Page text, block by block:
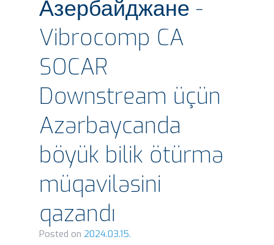
Азербайджане -
Vibrocomp CA
SOCAR
Downstream üçün
Azərbaycanda
böyük bilik ötürmə
müqaviləsini
qazandı
Posted on 2024.03.15.